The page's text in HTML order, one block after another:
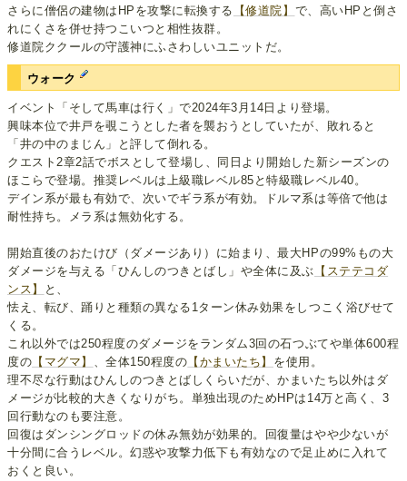
さらに僧侶の建物はHPを攻撃に転換する
【修道院】 で、高いHPと倒さ
れにくさを併せ持つこいつと相性抜群。
修道院ククールの守護神にふさわしいユニットだ。
ウォーク
イベント「そして馬車は行く」で2024年3月14日より登場。
興味本位で井戸を覗こうとした者を襲おうとしていたが、敗れると
「井の中のまじん」と評して倒れる。
クエスト2章2話でボスとして登場し、同日より開始した新シーズンの
ほこらで登場。推奨レベルは上級職レベル85と特級職レベル40。
デイン系が最も有効で、次いでギラ系が有効。ドルマ系は等倍で他は
耐性持ち。メラ系は無効化する。
開始直後のおたけび（ダメージあり）に始まり、最大HPの99%もの大
ダメージを与える「ひんしのつきとばし」や全体に及ぶ 【ステテコダ
ンス】
と、
怯え、転び、踊りと種類の異なる1ターン休み効果をしつこく浴びせて
くる。
これ以外では250程度のダメージをランダム3回の石つぶてや単体600程
度の 【マグマ】 、全体150程度の 【かまいたち】 を使用。
理不尽な行動はひんしのつきとばしくらいだが、かまいたち以外はダ
メージが比較的大きくなりがち。単独出現のためHPは14万と高く、3
回行動なのも要注意。
回復はダンシングロッドの休み無効が効果的。回復量はやや少ないが
十分間に合うレベル。幻惑や攻撃力低下も有効なので足止めに入れて
おくと良い。